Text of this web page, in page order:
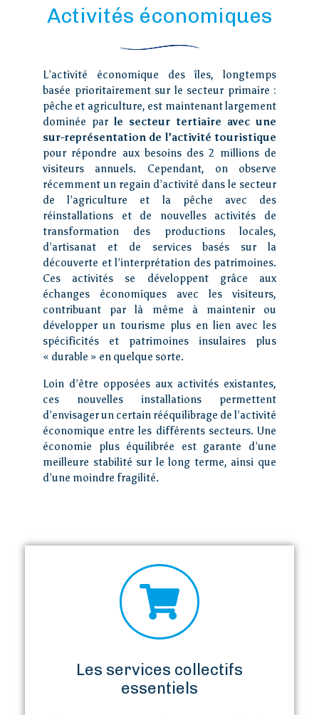
Activités économiques
L’activité économique des îles, longtemps
basée prioritairement sur le secteur primaire :
pêche et agriculture, est maintenant largement
dominée par le secteur tertiaire avec une
sur-représentation de l’activité touristique
pour répondre aux besoins des 2 millions de
visiteurs annuels. Cependant, on observe
récemment un regain d’activité dans le secteur
de l’agriculture et la pêche avec des
réinstallations et de nouvelles activités de
transformation des productions locales,
d’artisanat et de services basés sur la
découverte et l’interprétation des patrimoines.
Ces activités se développent grâce aux
échanges économiques avec les visiteurs,
contribuant par là même à maintenir ou
développer un tourisme plus en lien avec les
spécificités et patrimoines insulaires plus
« durable » en quelque sorte.
Loin d’être opposées aux activités existantes,
ces nouvelles installations permettent
d’envisager un certain rééquilibrage de l’activité
économique entre les différents secteurs. Une
économie plus équilibrée est garante d’une
meilleure stabilité sur le long terme, ainsi que
d’une moindre fragilité.
Les services collectifs
essentiels